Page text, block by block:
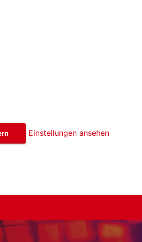
Einstellungen ansehen